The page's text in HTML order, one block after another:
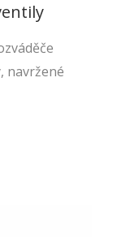
navržené